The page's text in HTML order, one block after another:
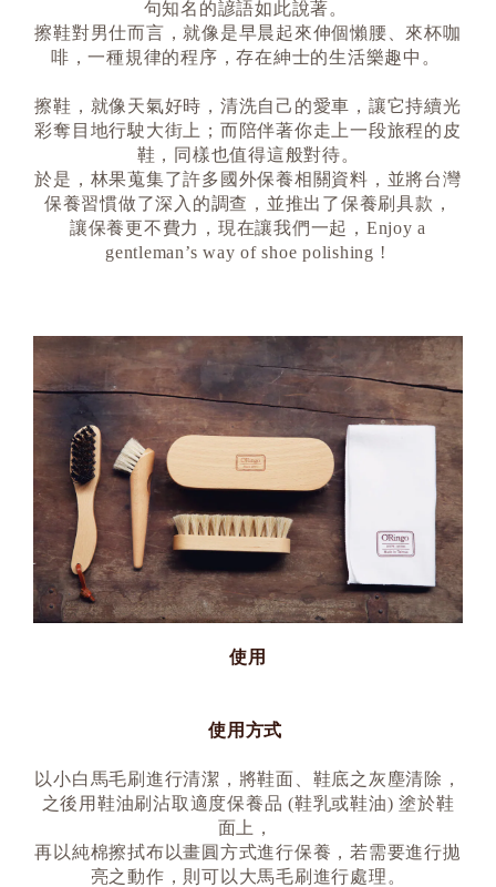
句知名的諺語如此說著。
擦鞋對男仕而言，就像是早晨起來伸個懶腰、來杯咖
啡，一種規律的程序，存在紳士的生活樂趣中。
擦鞋，就像天氣好時，清洗自己的愛車，讓它持續光
彩奪目地行駛大街上；而陪伴著你走上一段旅程的皮
鞋，同樣也值得這般對待。
於是，林果蒐集了許多國外保養相關資料，並將台灣
保養習慣做了深入的調查，並推出了保養刷具款，
讓保養更不費力，現在讓我們一起，Enjoy a
gentleman’s way of shoe polishing !
使用
使用方式
以小白馬毛刷進行清潔，將鞋面、鞋底之灰塵清除，
之後用鞋油刷沾取適度保養品 (鞋乳或鞋油) 塗於鞋
面上，
再以純棉擦拭布以畫圓方式進行保養，若需要進行拋
亮之動作，則可以大馬毛刷進行處理。